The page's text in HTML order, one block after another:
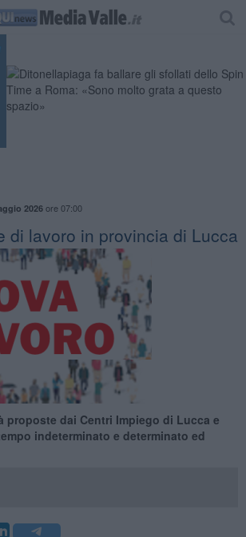
2026ore 07:00
di lavoro in provincia di Lucca
proposte dai Centri Impiego di Lucca e
indeterminato e determinato ed